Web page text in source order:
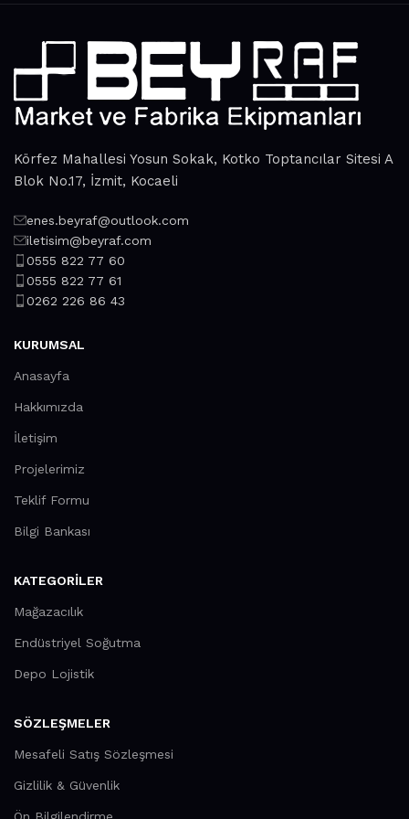
attractive appearance of the products, a long period of use
of the furniture, as well as safety.
Körfez Mahallesi Yosun Sokak, Kotko Toptancılar Sitesi A
Blok No.17, İzmit, Kocaeli
enes.beyraf@outlook.com
iletisim@beyraf.com
0555 822 77 60
0555 822 77 61
0262 226 86 43
KURUMSAL
Anasayfa
Hakkımızda
İletişim
Projelerimiz
Teklif Formu
Bilgi Bankası
KATEGORILER
Mağazacılık
Endüstriyel Soğutma
Depo Lojistik
SÖZLEŞMELER
Mesafeli Satış Sözleşmesi
Gizlilik & Güvenlik